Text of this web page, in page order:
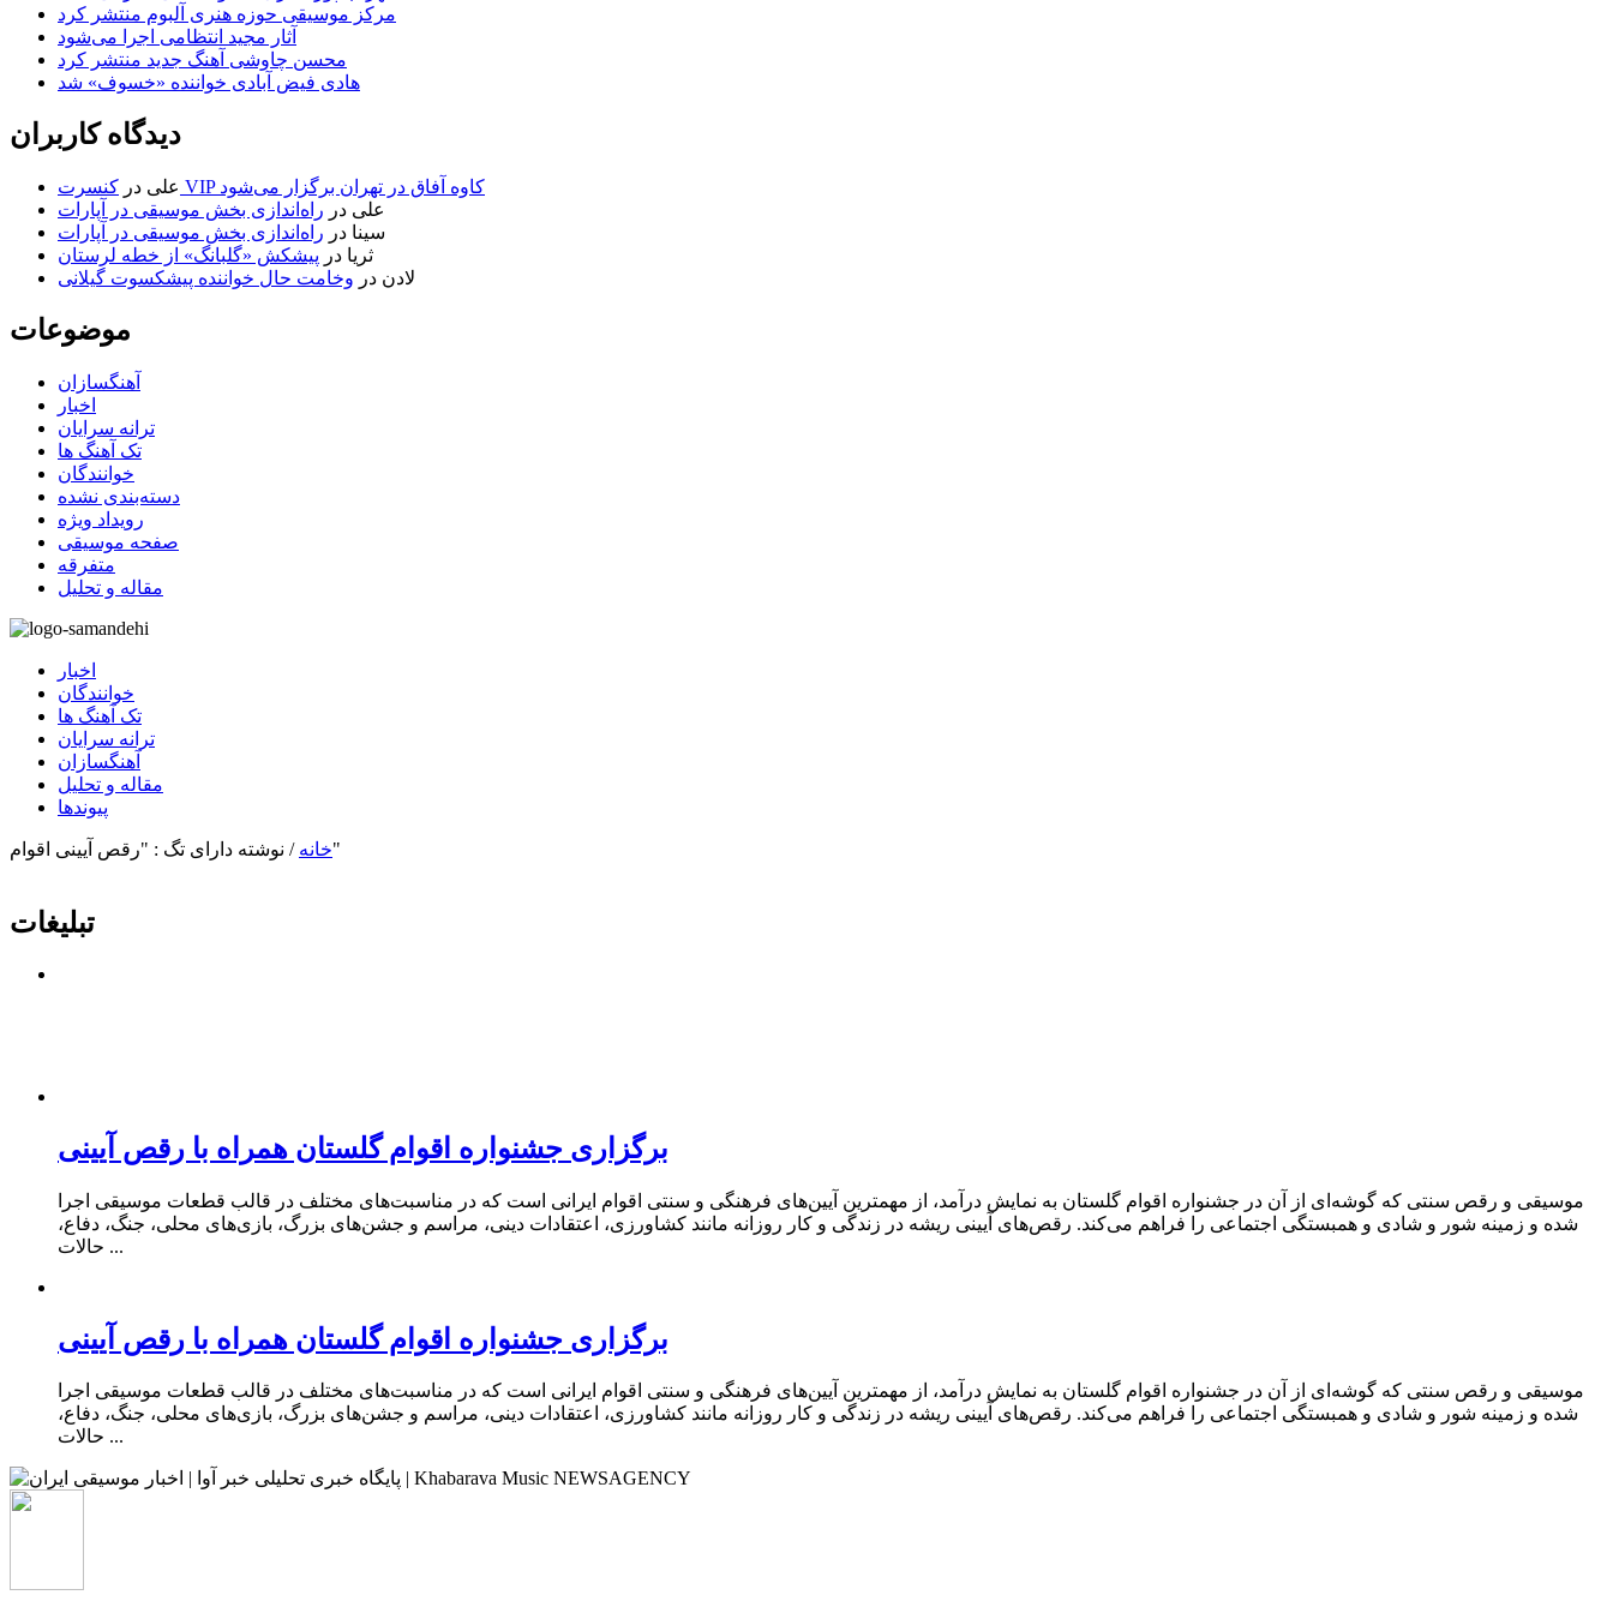
مرکز موسیقی حوزه هنری آلبوم منتشر کرد
آثار مجید انتظامی اجرا می‌شود
محسن چاوشی آهنگ جدید منتشر کرد
هادی فیض آبادی خواننده «خسوف» شد
دیدگاه کاربران
علی در
کنسرت VIP کاوه آفاق در تهران برگزار می‌شود
علی در راه‌اندازی بخش موسیقی در آپارات
سینا در راه‌اندازی بخش موسیقی در آپارات
ثریا در پیشکش «گلبانگ» از خطه لرستان
لادن در وخامت حال خواننده پیشکسوت گیلانی
موضوعات
آهنگسازان
اخبار
ترانه سرایان
تک آهنگ ها
خوانندگان
دسته‌بندی نشده
رویداد ویژه
صفحه موسیقی
متفرقه
مقاله و تحلیل
اخبار
خوانندگان
تک آهنگ ها
ترانه سرایان
آهنگسازان
مقاله و تحلیل
پیوندها
خانه / نوشته دارای تگ : "رقص آیینی اقوام"
تبلیغات
برگزاری جشنواره اقوام گلستان همراه با رقص آیینی
موسیقی و رقص سنتی که گوشه‌ای از آن در جشنواره اقوام گلستان به نمایش درآمد، از مهمترین آیین‌های فرهنگی و سنتی اقوام ایرانی است که در مناسبت‌های مختلف در قالب قطعات موسیقی اجرا
شده و زمینه‌ شور و شادی و همبستگی اجتماعی را فراهم می‌کند. رقص‌های آیینی ریشه در زندگی و کار روزانه مانند کشاورزی، اعتقادات دینی، مراسم و جشن‌های بزرگ، بازی‌های محلی، جنگ، دفاع،
حالات ...
برگزاری جشنواره اقوام گلستان همراه با رقص آیینی
موسیقی و رقص سنتی که گوشه‌ای از آن در جشنواره اقوام گلستان به نمایش درآمد، از مهمترین آیین‌های فرهنگی و سنتی اقوام ایرانی است که در مناسبت‌های مختلف در قالب قطعات موسیقی اجرا
شده و زمینه‌ شور و شادی و همبستگی اجتماعی را فراهم می‌کند. رقص‌های آیینی ریشه در زندگی و کار روزانه مانند کشاورزی، اعتقادات دینی، مراسم و جشن‌های بزرگ، بازی‌های محلی، جنگ، دفاع،
حالات ...